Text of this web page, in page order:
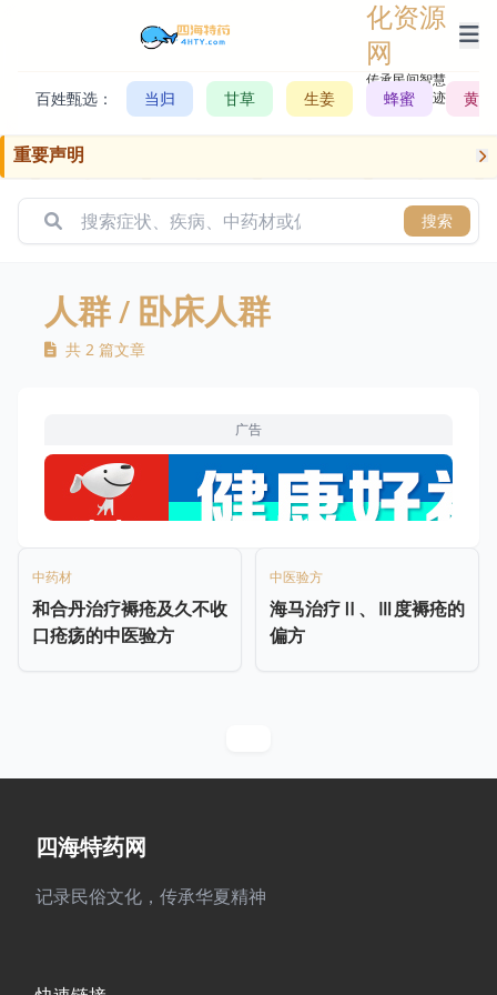
化资源
网
传承民间智慧，
记录历史轨迹
百姓甄选： 当归 甘草 生姜 蜂蜜 黄芪
重要声明
搜索
人群/ 卧床人群
共 2 篇文章
广告
中药材
和合丹治疗褥疮及久不收
口疮疡的中医验方
中医验方
海马治疗Ⅱ、Ⅲ度褥疮的
偏方
四海特药网
记录民俗文化，传承华夏精神